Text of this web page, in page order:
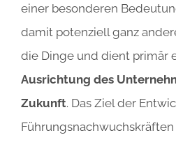
einer besonderen
damit potenziell ganz
die Dinge und dient primär
Ausrichtung des
Zukunft. Das Ziel der